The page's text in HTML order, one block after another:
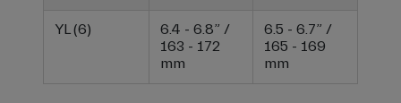
YL (6)
6.4 - 6.8” /
163 - 172
mm
6.5 - 6.7” /
165 - 169
mm